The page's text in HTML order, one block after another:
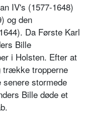
IV's (1577-1648)
og den
Da Første Karl
Bille
i Holsten. Efter at
trække tropperne
stormede
Bille døde et